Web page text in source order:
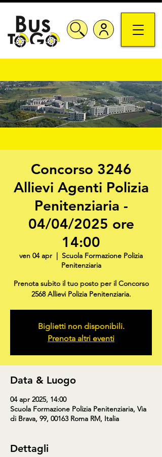
Concorso 3246
Allievi Agenti Polizia
Penitenziaria -
04/04/2025 ore
14:00
ven 04 apr
  |
Scuola Formazione Polizia
Penitenziaria
Prenota subito il tuo posto per il Concorso
2568 Allievi Polizia Penitenziaria.
Biglietti non disponibili.
Prenota altri eventi
Data & Luogo
04 apr 2025, 14:00
Scuola Formazione Polizia Penitenziaria, Via
di Brava, 99, 00163 Roma RM, Italia
Dettagli